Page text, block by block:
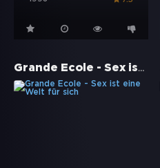
Grande École - Sex ist eine Welt für sich